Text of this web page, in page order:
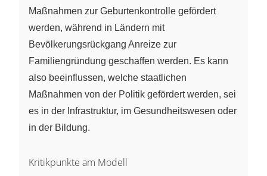
Maßnahmen zur Geburtenkontrolle gefördert
werden, während in Ländern mit
Bevölkerungsrückgang Anreize zur
Familiengründung geschaffen werden. Es kann
also beeinflussen, welche staatlichen
Maßnahmen von der Politik gefördert werden, sei
es in der Infrastruktur, im Gesundheitswesen oder
in der Bildung.
Kritikpunkte am Modell